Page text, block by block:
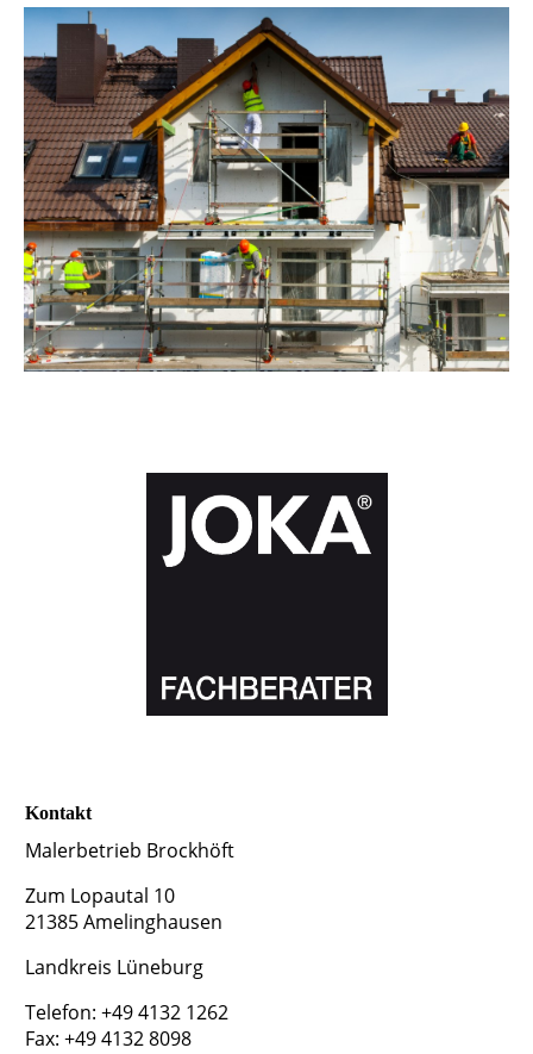
Kontakt
Malerbetrieb Brockhöft
Zum Lopautal 10
21385 Amelinghausen
Landkreis Lüneburg
Telefon: +49 4132 1262
Fax: +49 4132 8098